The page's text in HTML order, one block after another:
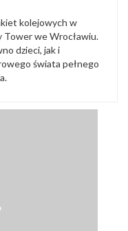
kolejowych w
Tower we Wrocławiu.
dzieci, jak i
świata pełnego